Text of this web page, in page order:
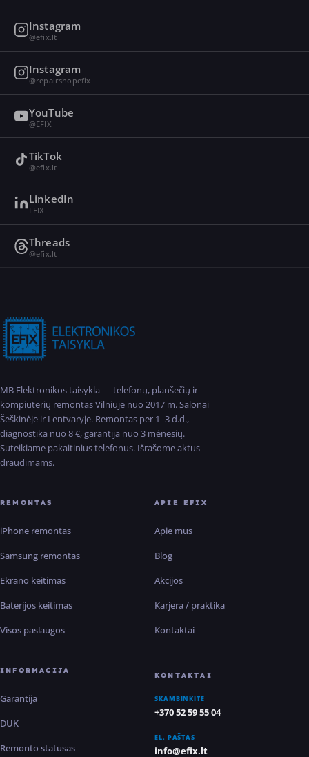
Instagram
@efix.lt
Instagram
@repairshopefix
YouTube
@EFIX
TikTok
@efix.lt
LinkedIn
EFIX
Threads
@efix.lt
MB Elektronikos taisykla — telefonų, planšečių ir
kompiuterių remontas Vilniuje nuo 2017 m. Salonai
Šeškinėje ir Lentvaryje. Remontas per 1–3 d.d.,
diagnostika nuo 8 €, garantija nuo 3 mėnesių.
Suteikiame pakaitinius telefonus. Išrašome aktus
draudimams.
REMONTAS
iPhone remontas
Samsung remontas
Ekrano keitimas
Baterijos keitimas
Visos paslaugos
APIE EFIX
Apie mus
Blog
Akcijos
Karjera / praktika
Kontaktai
INFORMACIJA
Garantija
DUK
Remonto statusas
KONTAKTAI
SKAMBINKITE
+370 52 59 55 04
EL. PAŠTAS
info@efix.lt